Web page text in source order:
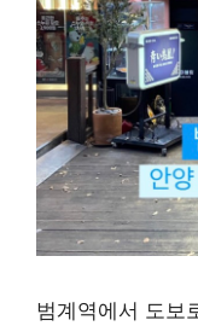
범계역에서 도보